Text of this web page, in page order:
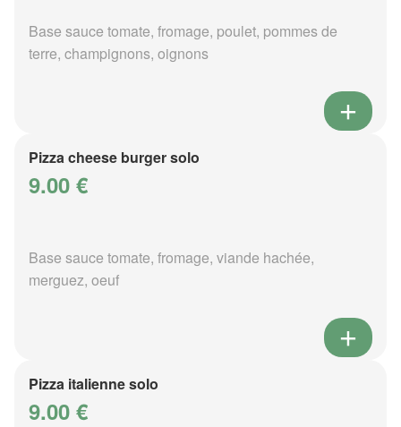
Base sauce tomate, fromage, poulet, pommes de
terre, champignons, oignons
Pizza cheese burger solo
9.00 €
Base sauce tomate, fromage, viande hachée,
merguez, oeuf
Pizza italienne solo
9.00 €